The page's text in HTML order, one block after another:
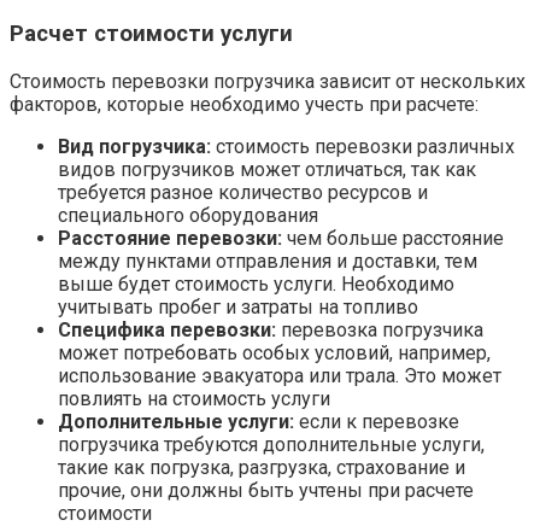
Расчет стоимости услуги
Стоимость перевозки погрузчика зависит от нескольких
факторов, которые необходимо учесть при расчете:
Вид погрузчика: стоимость перевозки различных
видов погрузчиков может отличаться, так как
требуется разное количество ресурсов и
специального оборудования
Расстояние перевозки: чем больше расстояние
между пунктами отправления и доставки, тем
выше будет стоимость услуги. Необходимо
учитывать пробег и затраты на топливо
Специфика перевозки: перевозка погрузчика
может потребовать особых условий, например,
использование эвакуатора или трала. Это может
повлиять на стоимость услуги
Дополнительные услуги: если к перевозке
погрузчика требуются дополнительные услуги,
такие как погрузка, разгрузка, страхование и
прочие, они должны быть учтены при расчете
стоимости